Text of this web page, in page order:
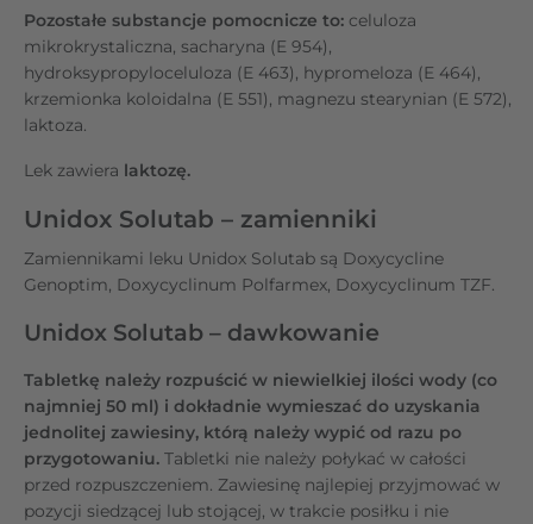
Pozostałe substancje pomocnicze to: celuloza
mikrokrystaliczna, sacharyna (E 954),
hydroksypropyloceluloza (E 463), hypromeloza (E 464),
krzemionka koloidalna (E 551), magnezu stearynian (E 572),
laktoza.
Lek zawiera laktozę.
Unidox Solutab – zamienniki
Zamiennikami leku Unidox Solutab są Doxycycline
Genoptim, Doxycyclinum Polfarmex, Doxycyclinum TZF.
Unidox Solutab – dawkowanie
Tabletkę należy rozpuścić w niewielkiej ilości wody (co
najmniej 50 ml) i dokładnie wymieszać do uzyskania
jednolitej zawiesiny, którą należy wypić od razu po
przygotowaniu. Tabletki nie należy połykać w całości
przed rozpuszczeniem. Zawiesinę najlepiej przyjmować w
pozycji siedzącej lub stojącej, w trakcie posiłku i nie